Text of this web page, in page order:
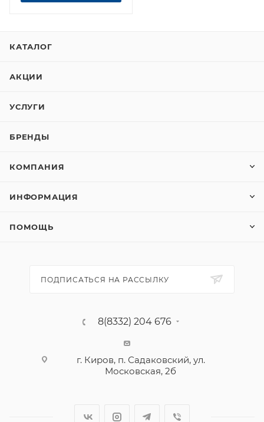
КАТАЛОГ
АКЦИИ
УСЛУГИ
БРЕНДЫ
КОМПАНИЯ
ИНФОРМАЦИЯ
ПОМОЩЬ
ПОДПИСАТЬСЯ НА РАССЫЛКУ
8(8332) 204 676
г. Киров, п. Садаковский, ул.
Московская, 2б